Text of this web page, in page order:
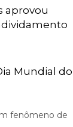
aprovou
Mundial do
fenômeno de